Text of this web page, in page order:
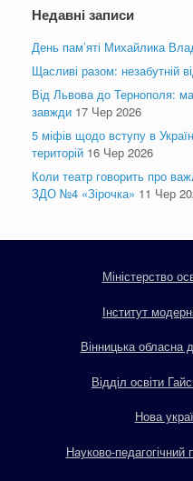
Недавні записи
День пам’яті Михайлика
Щасливі разом: незабутній
Від Львова до Тернополя:
завжди 17 Чер 2026
5 міфів щодо вступу в
територій 16 Чер 2026
Коли театр говорить про
ЗДО №4 «Зірочка» 11 Чер
Міністерство
Інститут
Вінницька обласна
Відділ освіти
Нова
Науково-педагогічний